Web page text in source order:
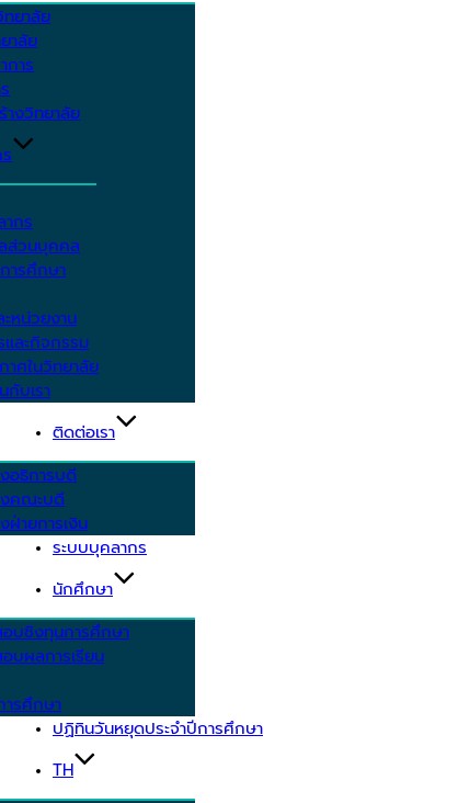
ทยาลัย
าลัย
การ
างวิทยาลัย
กร
ส่วนบุคคล
ารศึกษา
หน่วยงาน
และกิจกรรม
าศในวิทยาลัย
กับเรา
ติดต่อเรา
อธิการบดี
คณะบดี
ฝ่ายการเงิน
ระบบบุคลากร
นักศึกษา
บชิงทุนการศึกษา
บผลการเรียน
รศึกษา
ปฏิทินวันหยุดประจำปีการศึกษา
TH